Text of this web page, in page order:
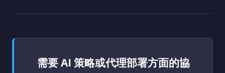
需要 AI 策略或代理部署方面的協